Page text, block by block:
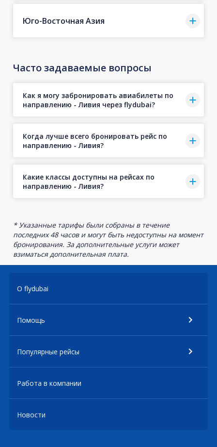
Юго-Восточная Азия
Часто задаваемые вопросы
Как я могу забронировать авиабилеты по
направлению - Ливия через flydubai?
Когда лучше всего бронировать рейс по
направлению - Ливия?
Какие классы доступны на рейсах по
направлению - Ливия?
* Указанные тарифы были собраны в течение
последних 48 часов и могут быть недоступны на момент
бронирования. За дополнительные услуги может
взиматься дополнительная плата.
О flydubai
Помощь
Популярные рейсы
Работа в компании
Новости